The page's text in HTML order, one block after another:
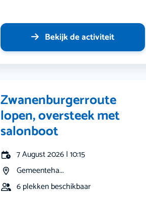
Bekijk de activiteit
Zwanenburgerroute
lopen, oversteek met
salonboot
7 August 2026 | 10:15
Gemeenteha...
6 plekken beschikbaar